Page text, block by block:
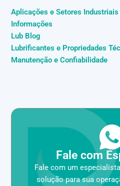
Aplicações e Setores Industriais
Informações
Lub Blog
Lubrificantes e Propriedades
Manutenção e Confiabilidade
Fale com
Fale com um
solução para sua